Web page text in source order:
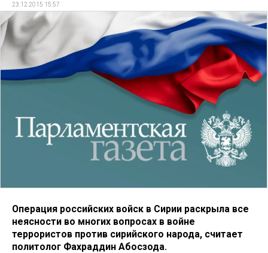
23.12.2015 15:57
Операция российских войск в Сирии раскрыла все
неясности во многих вопросах в войне
террористов против сирийского народа, считает
политолог Фахраддин Абосзода.